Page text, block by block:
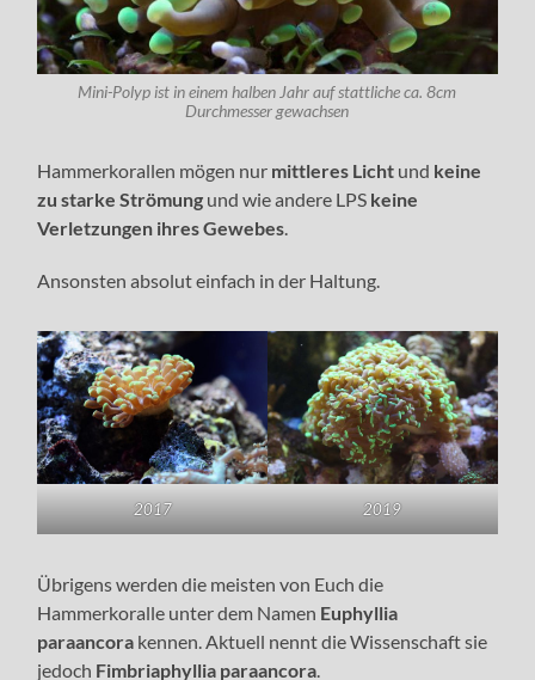
Mini-Polyp ist in einem halben Jahr auf stattliche ca. 8cm
Durchmesser gewachsen
Hammerkorallen mögen nur mittleres Licht und keine
zu starke Strömung und wie andere LPS keine
Verletzungen ihres Gewebes.
Ansonsten absolut einfach in der Haltung.
2017 2019
Übrigens werden die meisten von Euch die
Hammerkoralle unter dem Namen Euphyllia
paraancora kennen. Aktuell nennt die Wissenschaft sie
jedoch Fimbriaphyllia paraancora.